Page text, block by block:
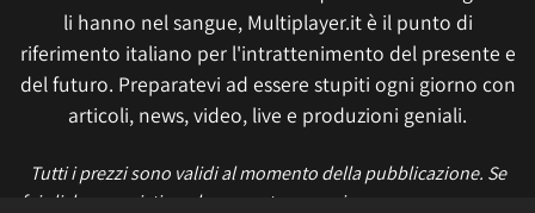
li hanno nel sangue, Multiplayer.it è il punto di
riferimento italiano per l'intrattenimento del presente e
del futuro. Preparatevi ad essere stupiti ogni giorno con
articoli, news, video, live e produzioni geniali.
Tutti i prezzi sono validi al momento della pubblicazione. Se
fai click o acquisti qualcosa, potremmo ricevere un compenso.